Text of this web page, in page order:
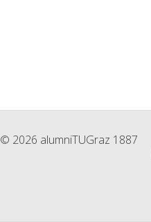
© 2026 alumniTUGraz 1887